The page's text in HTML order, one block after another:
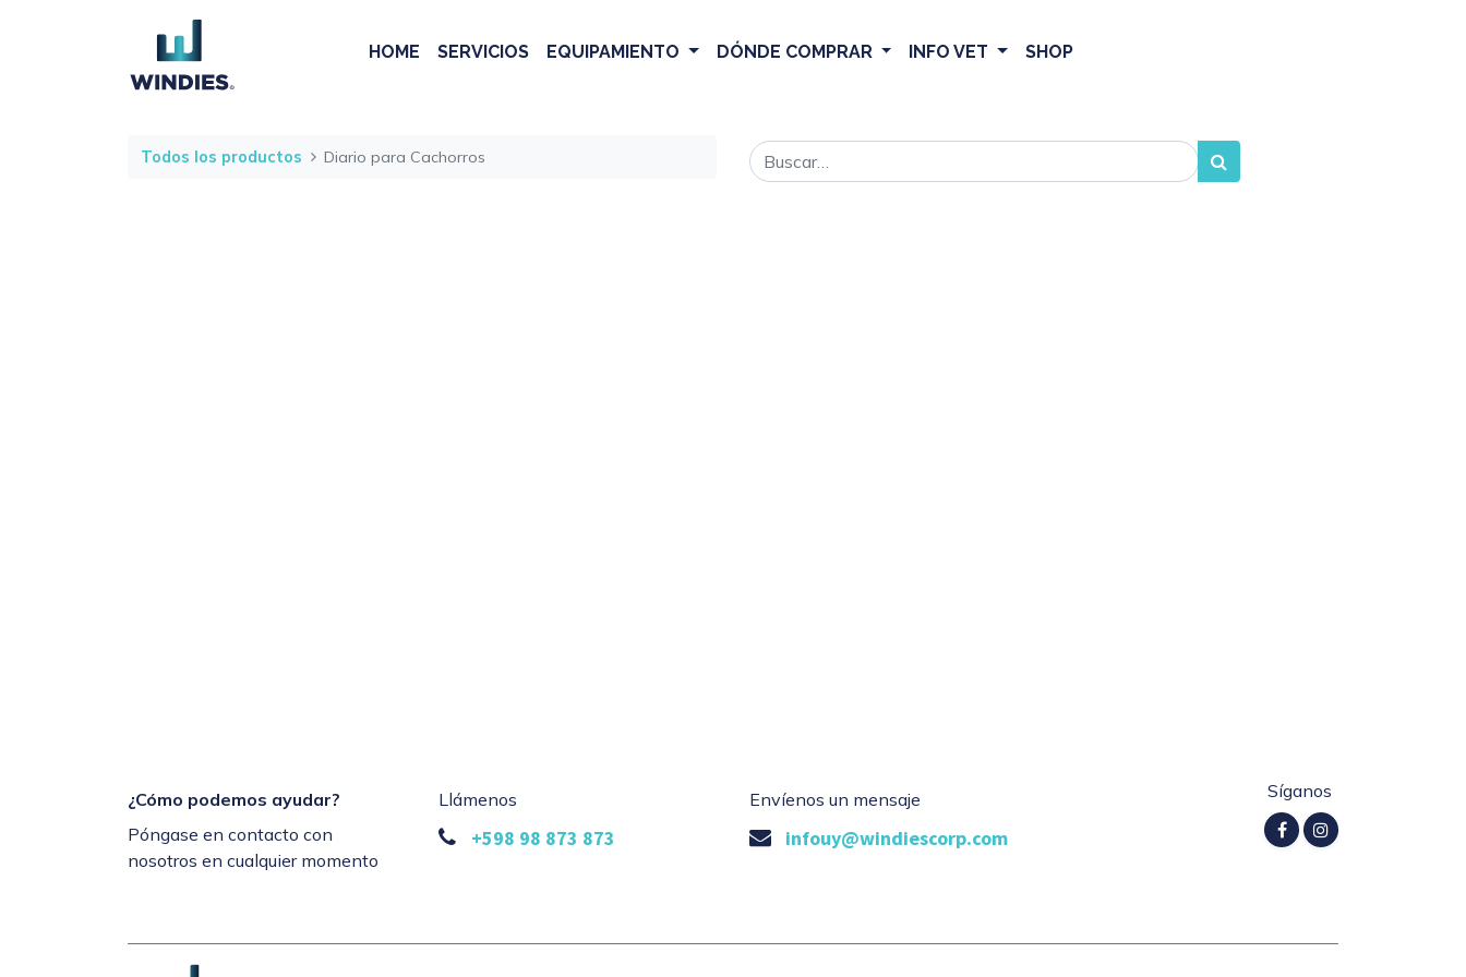
HOME SERVICIOS EQUIPAMIENTO DÓNDE COMPRAR INFO VET SHOP
Todos los productos Diario para Cachorros
¿Cómo podemos ayudar?
Póngase en contacto con
nosotros en cualquier momento
Llámenos
+598 98 873 873
Envíenos un mensaje
infouy@windiescorp.com
Síganos